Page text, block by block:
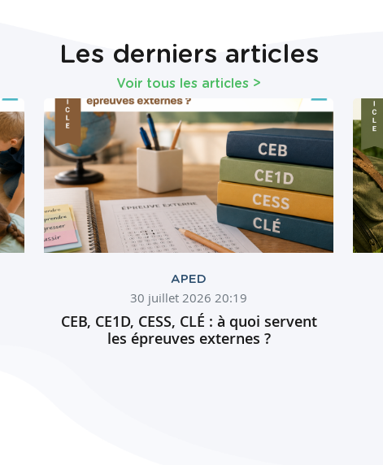
Les derniers articles
Voir tous les articles >
APED
30 juillet 2026 20:19
CEB, CE1D, CESS, CLÉ : à quoi servent
les épreuves externes ?